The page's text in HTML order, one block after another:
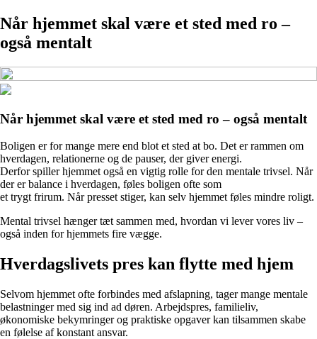
Når hjemmet skal være et sted med ro –
også mentalt
Når hjemmet skal være et sted med ro – også mentalt
Boligen er for mange mere end blot et sted at bo. Det er rammen om
hverdagen, relationerne og de pauser, der giver energi.
Derfor spiller hjemmet også en vigtig rolle for den mentale trivsel. Når
der er balance i hverdagen, føles boligen ofte som
et trygt frirum. Når presset stiger, kan selv hjemmet føles mindre roligt.
Mental trivsel hænger tæt sammen med, hvordan vi lever vores liv –
også inden for hjemmets fire vægge.
Hverdagslivets pres kan flytte med hjem
Selvom hjemmet ofte forbindes med afslapning, tager mange mentale
belastninger med sig ind ad døren. Arbejdspres, familieliv,
økonomiske bekymringer og praktiske opgaver kan tilsammen skabe
en følelse af konstant ansvar.